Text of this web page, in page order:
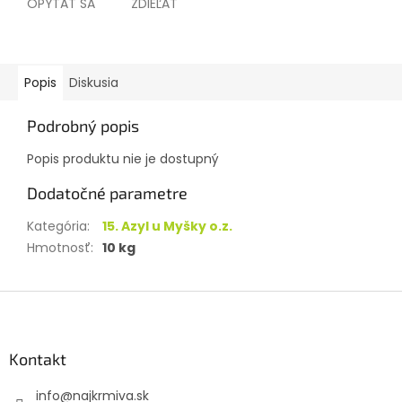
Popis Diskusia
Podrobný popis
Popis produktu nie je dostupný
Dodatočné parametre
Kategória:
15. Azyl u Myšky o.z.
Hmotnosť: 10 kg
Kontakt
info@najkrmiva.sk